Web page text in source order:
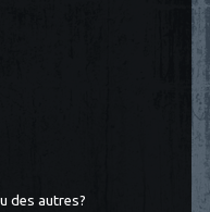
des autres?